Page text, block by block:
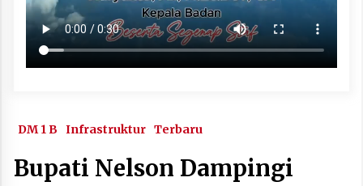
DM 1 B Infrastruktur Terbaru
Bupati Nelson Dampingi